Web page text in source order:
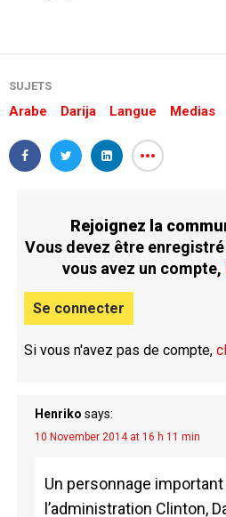
SUJETS
Arabe Darija Langue Medias
Rejoignez la
Vous devez être
vous avez un compte,
Se connecter
Si vous n'avez pas de compte,
Henriko says:
10 November 2014 at 16 h 11 min
Un personnage important
l’administration Clinton,